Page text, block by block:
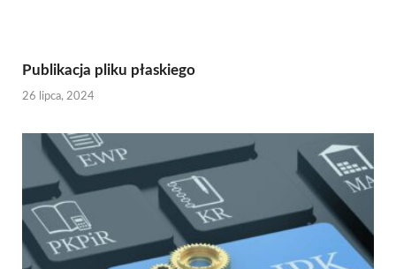
Publikacja pliku płaskiego
26 lipca, 2024